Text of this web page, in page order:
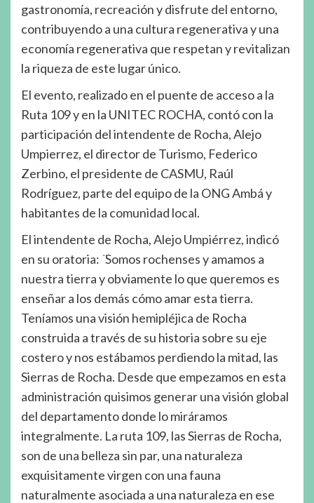
gastronomía, recreación y disfrute del entorno,
contribuyendo a una cultura regenerativa y una
economía regenerativa que respetan y revitalizan
la riqueza de este lugar único.
El evento, realizado en el puente de acceso a la
Ruta 109 y en la UNITEC ROCHA, contó con la
participación del intendente de Rocha, Alejo
Umpierrez, el director de Turismo, Federico
Zerbino, el presidente de CASMU, Raúl
Rodríguez, parte del equipo de la ONG Ambá y
habitantes de la comunidad local.
El intendente de Rocha, Alejo Umpiérrez, indicó
en su oratoria: ̈Somos rochenses y amamos a
nuestra tierra y obviamente lo que queremos es
enseñar a los demás cómo amar esta tierra.
Teníamos una visión hemipléjica de Rocha
construida a través de su historia sobre su eje
costero y nos estábamos perdiendo la mitad, las
Sierras de Rocha. Desde que empezamos en esta
administración quisimos generar una visión global
del departamento donde lo miráramos
integralmente. La ruta 109, las Sierras de Rocha,
son de una belleza sin par, una naturaleza
exquisitamente virgen con una fauna
naturalmente asociada a una naturaleza en ese